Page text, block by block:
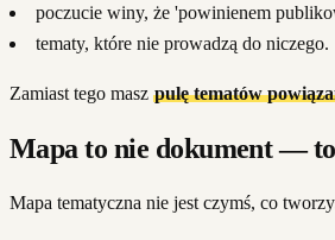
poczucie winy, że 'powinienem
tematy, które nie prowadzą do niczego.
Zamiast tego masz pulę tematów
Mapa to nie dokument —
Mapa tematyczna nie jest czymś, co